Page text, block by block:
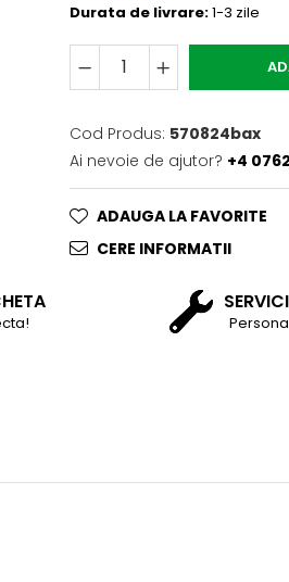
Durata de livrare:1-3 zile
Cod Produs: 570824bax
Ai nevoie de ajutor? +4
ADAUGA LA FAVORITE
CERE INFORMATII